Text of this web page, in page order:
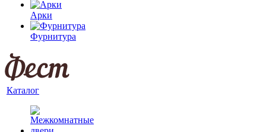
Арки
Фурнитура
Каталог